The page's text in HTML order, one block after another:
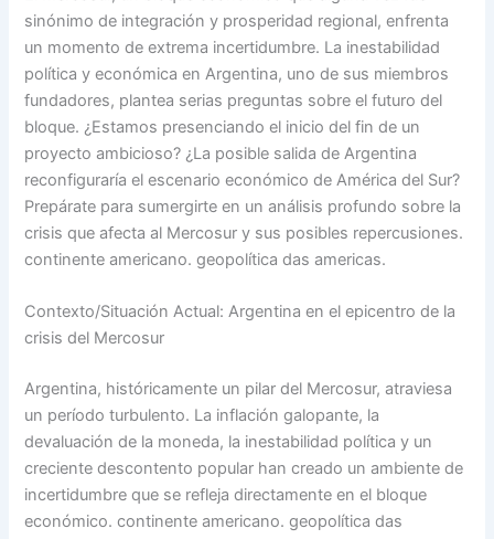
sinónimo de integración y prosperidad regional, enfrenta
un momento de extrema incertidumbre. La inestabilidad
política y económica en Argentina, uno de sus miembros
fundadores, plantea serias preguntas sobre el futuro del
bloque. ¿Estamos presenciando el inicio del fin de un
proyecto ambicioso? ¿La posible salida de Argentina
reconfiguraría el escenario económico de América del Sur?
Prepárate para sumergirte en un análisis profundo sobre la
crisis que afecta al Mercosur y sus posibles repercusiones.
continente americano. geopolítica das americas.
Contexto/Situación Actual: Argentina en el epicentro de la
crisis del Mercosur
Argentina, históricamente un pilar del Mercosur, atraviesa
un período turbulento. La inflación galopante, la
devaluación de la moneda, la inestabilidad política y un
creciente descontento popular han creado un ambiente de
incertidumbre que se refleja directamente en el bloque
económico. continente americano. geopolítica das